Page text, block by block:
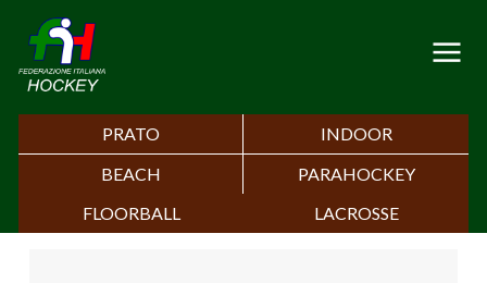
PRATO
INDOOR
BEACH
PARAHOCKEY
FLOORBALL
LACROSSE